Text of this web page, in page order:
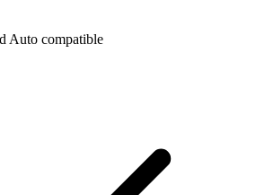
Auto compatible